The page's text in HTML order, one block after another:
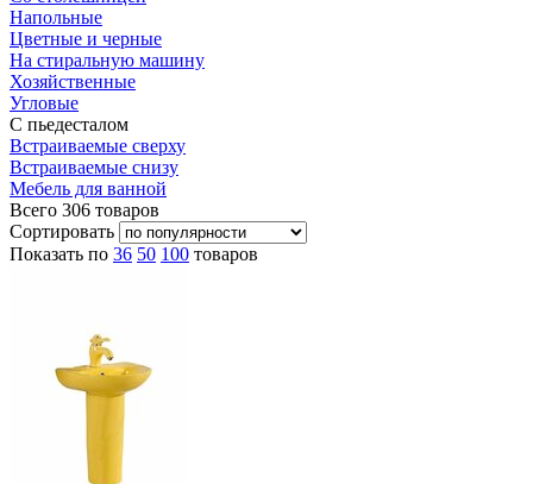
Напольные
Цветные и черные
На стиральную машину
Хозяйственные
Угловые
С пьедесталом
Встраиваемые сверху
Встраиваемые снизу
Мебель для ванной
Всего 306 товаров
Сортировать
Показать по 36 50 100 товаров